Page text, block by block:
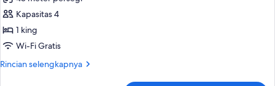
Kamar,
1
Tempat
King,
Kapasitas 4
1 king
Wi-Fi Gratis
Rincian selengkapnya
Rincian